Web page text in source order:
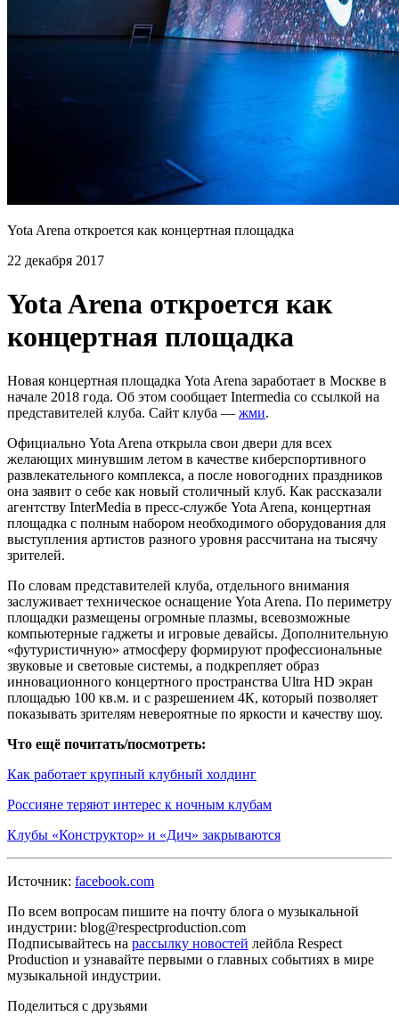
Yota Arena откроется как концертная площадка
22 декабря 2017
Yota Arena откроется как
концертная площадка
Новая концертная площадка Yota Arena заработает в Москве в
начале 2018 года. Об этом сообщает Intermedia со ссылкой на
представителей клуба. Сайт клуба — жми.
Официально Yota Arena открыла свои двери для всех
желающих минувшим летом в качестве киберспортивного
развлекательного комплекса, а после новогодних праздников
она заявит о себе как новый столичный клуб. Как рассказали
агентству InterMedia в пресс-службе Yota Arena, концертная
площадка с полным набором необходимого оборудования для
выступления артистов разного уровня рассчитана на тысячу
зрителей.
По словам представителей клуба, отдельного внимания
заслуживает техническое оснащение Yota Arena. По периметру
площадки размещены огромные плазмы, всевозможные
компьютерные гаджеты и игровые девайсы. Дополнительную
«футуристичную» атмосферу формируют профессиональные
звуковые и световые системы, а подкрепляет образ
инновационного концертного пространства Ultra HD экран
площадью 100 кв.м. и с разрешением 4К, который позволяет
показывать зрителям невероятные по яркости и качеству шоу.
Что ещё почитать/посмотреть:
Как работает крупный клубный холдинг
Россияне теряют интерес к ночным клубам
Клубы «Конструктор» и «Дич» закрываются
Источник: facebook.com
По всем вопросам пишите на почту блога о музыкальной
индустрии: blog@respectproduction.com
Подписывайтесь на рассылку новостей лейбла Respect
Production и узнавайте первыми о главных событиях в мире
музыкальной индустрии.
Поделиться с друзьями